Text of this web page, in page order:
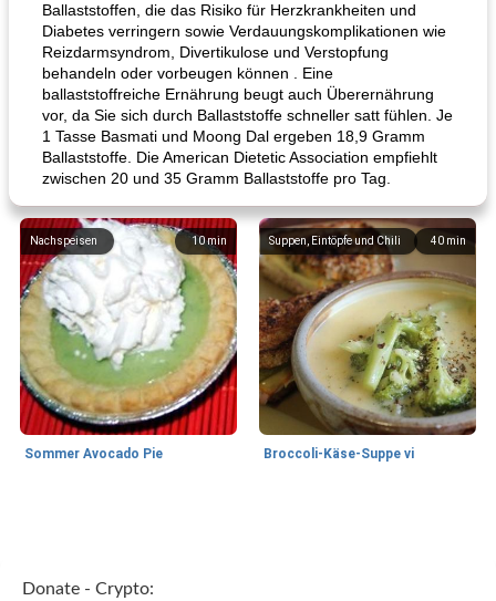
Ballaststoffen, die das Risiko für Herzkrankheiten und
Diabetes verringern sowie Verdauungskomplikationen wie
Reizdarmsyndrom, Divertikulose und Verstopfung
behandeln oder vorbeugen können . Eine
ballaststoffreiche Ernährung beugt auch Überernährung
vor, da Sie sich durch Ballaststoffe schneller satt fühlen. Je
1 Tasse Basmati und Moong Dal ergeben 18,9 Gramm
Ballaststoffe. Die American Dietetic Association empfiehlt
zwischen 20 und 35 Gramm Ballaststoffe pro Tag.
10min
Nachspeisen
Sommer Avocado Pie
40 min
Suppen, Eintöpfe und Chili
Broccoli-Käse-Suppe vi
Donate - Crypto: